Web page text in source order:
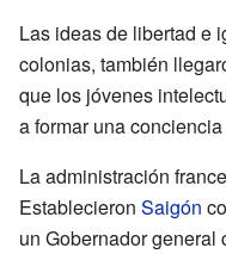
Las ideas de libertad e
colonias, también
que los jóvenes
a formar una
La administración
Establecieron Saigón
un Gobernador general